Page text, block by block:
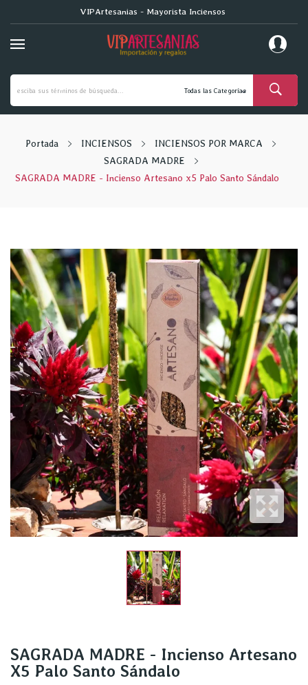
VIPArtesanias - Mayorista Inciensos
Portada INCIENSOS
INCIENSOS POR MARCA
SAGRADA MADRE
SAGRADA MADRE - Incienso Artesano x5 Palo Santo Sándalo
SAGRADA MADRE - Incienso Artesano
X5 Palo Santo Sándalo